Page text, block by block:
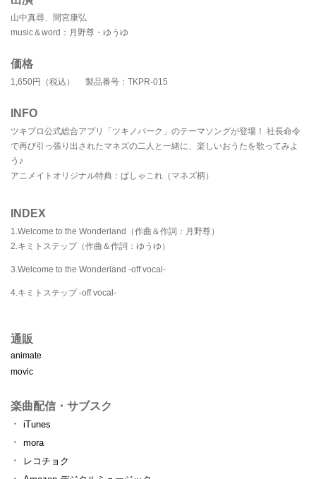
山中真尋、間宮康弘
music＆word：月野尊・ゆうゆ
価格
1,650円（税込） 製品番号：TKPR-015
INFO
ツキプロ公式総合アプリ「ツキノパーク」のテーマソングが登場！ 社長命令
で再び引っ張り出されたマネズの二人と一緒に、楽しいおうたを歌ってみよ
う♪
アニメイトオリジナル特典：ぱしゃこれ（マネズ柄）
INDEX
1.Welcome to the Wonderland（作曲＆作詞：月野尊）
2.キミトステップ（作曲＆作詞：ゆうゆ）
3.Welcome to the Wonderland -off vocal-
4.キミトステップ -off vocal-
通販
animate
movic
楽曲配信・サブスク
iTunes
mora
レコチョク